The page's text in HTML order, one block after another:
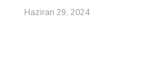
Haziran 29, 2024